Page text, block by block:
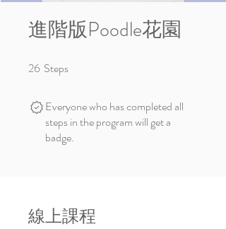
進階版Poodle花園
26 Steps
Everyone who has completed all
steps in the program will get a
badge.
線上課程